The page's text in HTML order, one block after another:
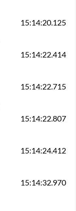
15:14:20.125
15:14:22.414
15:14:22.715
15:14:22.807
15:14:24.412
15:14:32.970